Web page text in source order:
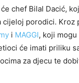
chef Bilal Dacić,
porodici.
i MAGGI, koji
će imati priliku
za djecu te